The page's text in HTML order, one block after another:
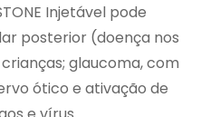
Injetável pode
posterior (doença nos
glaucoma, com
ótico e ativação de